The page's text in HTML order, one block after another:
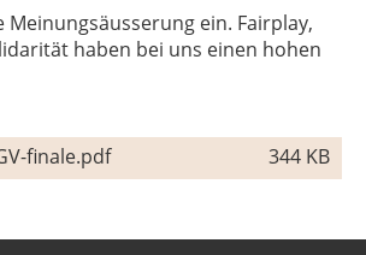
Meinungsäusserung ein. Fairplay,
haben bei uns einen hohen
finale.pdf 344 KB